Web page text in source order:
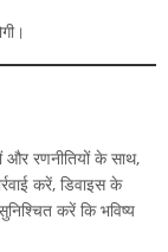
और रणनीतियों के साथ,
करें, डिवाइस के
करें कि भविष्य